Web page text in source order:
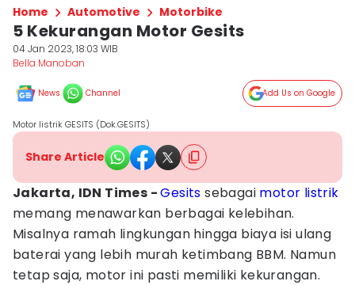
Home Automotive Motorbike
5 Kekurangan Motor Gesits
04 Jan 2023, 18:03 WIB
Bella Manoban
News Channel Add Us on Google
Motor listrik GESITS (Dok.GESITS)
Share Article
Jakarta, IDN Times -Gesits sebagai motor listrik
memang menawarkan berbagai kelebihan.
Misalnya ramah lingkungan hingga biaya isi ulang
baterai yang lebih murah ketimbang BBM. Namun
tetap saja, motor ini pasti memiliki kekurangan.